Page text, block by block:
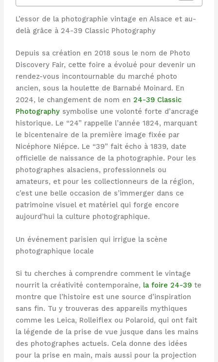
L’essor de la photographie vintage en Alsace et au-
delà grâce à 24-39 Classic Photography
Depuis sa création en 2018 sous le nom de Photo
Discovery Fair, cette foire a évolué pour devenir un
rendez-vous incontournable du marché photo
ancien, sous la houlette de Barnabé Moinard. En
2024, le changement de nom en 24-39 Classic
Photographysymbolise une volonté forte d’ancrage
historique. Le “24” rappelle l’année 1824, marquant
le bicentenaire de la première image fixée par
Nicéphore Niépce. Le “39” fait écho à 1839, date
officielle de naissance de la photographie. Pour les
photographes alsaciens, professionnels ou
amateurs, et pour les collectionneurs de la région,
c’est une belle occasion de s’immerger dans ce
patrimoine visuel et matériel qui forge encore
aujourd’hui la culture photographique.
Un événement parisien qui irrigue la scène
photographique locale
Si tu cherches à comprendre comment le vintage
nourrit la créativité contemporaine, la foire 24-39te
montre que l’histoire est une source d’inspiration
sans fin. Tu y trouveras des appareils mythiques
comme les Leica, Rolleiflex ou Polaroid, qui ont fait
la légende de la prise de vue jusque dans les mains
des photographes actuels. Cela donne des idées
pour la prise en main, mais aussi pour la projection